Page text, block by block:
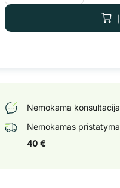
Nemokama
Nemokamas
40 €